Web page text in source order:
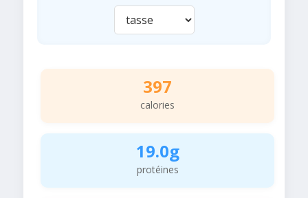
397
calories
19.0g
protéines